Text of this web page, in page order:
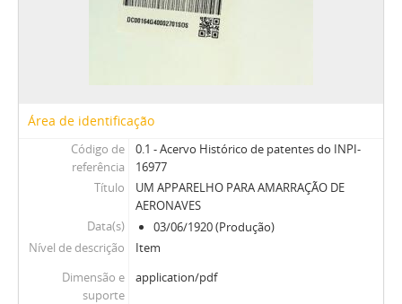
Área de identificação
Código de
referência
0.1 - Acervo Histórico de patentes do INPI-
16977
Título
UM APPARELHO PARA AMARRAÇÃO DE
AERONAVES
Data(s)
03/06/1920 (Produção)
Nível de descrição
Item
Dimensão e
suporte
application/pdf